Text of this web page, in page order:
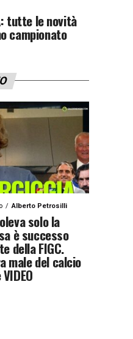
tutte le novità
campionato
Alberto Petrosilli
solo la
è successo
della FIGC.
male del calcio